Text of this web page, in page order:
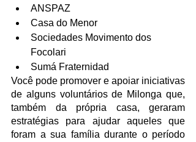
ANSPAZ
Casa do Menor
Sociedades Movimento dos
Focolari
Sumá Fraternidad
Você pode promover e apoiar iniciativas
de alguns voluntários de Milonga que,
também da própria casa, geraram
estratégias para ajudar aqueles que
foram a sua família durante o período